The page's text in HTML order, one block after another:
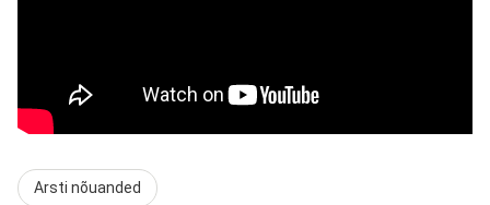
Loading ...
Arsti nõuanded